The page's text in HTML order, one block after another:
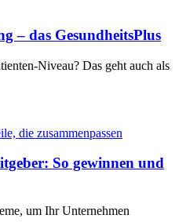
– das GesundheitsPlus
Niveau? Das geht auch als
So gewinnen und
um Ihr Unternehmen